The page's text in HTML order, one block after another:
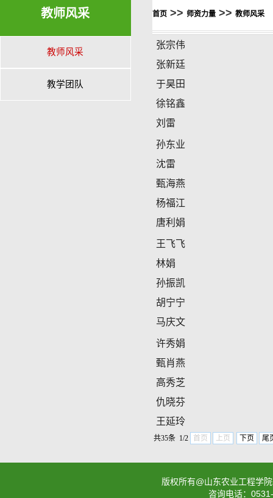
教师风采
教师风采
教学团队
首页 >> 师资力量 >> 教师风采
张宗伟
张新廷
于昊田
徐铭鑫
刘雷
孙东业
沈雷
甄海燕
杨福江
唐利娟
王飞飞
林娟
孙振凯
胡宁宁
马庆文
许秀娟
甄肖燕
高秀芝
仇晓芬
王延玲
共35条 1/2 首页 上页 下页 尾
版权所有@山东农业工程学
咨询电话：0531-